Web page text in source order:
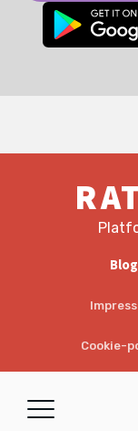
Blog
Cookie-